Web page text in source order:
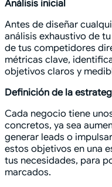
Análisis inicial
Antes de diseñar
análisis exhaustivo de
de tus competidores
métricas clave,
objetivos claros y
Definición de la
Cada negocio tiene
concretos, ya sea
generar leads o
estos objetivos en una
tus necesidades, para
marcados.